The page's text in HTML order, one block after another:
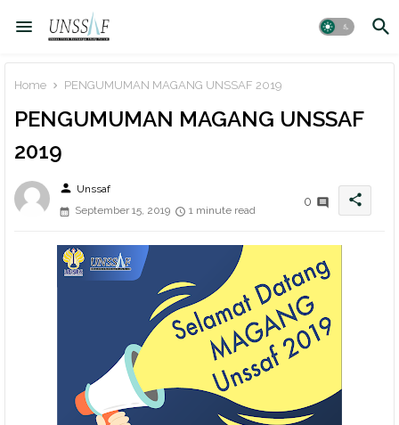
Home PENGUMUMAN MAGANG UNSSAF 2019
PENGUMUMAN MAGANG UNSSAF
2019
person Unssaf
September 15, 2019
1 minute read
0 share